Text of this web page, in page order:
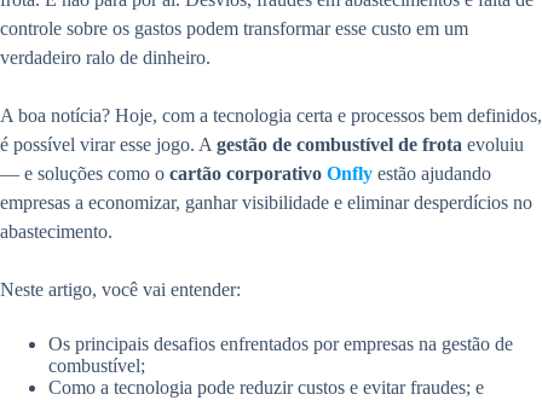
controle sobre os gastos podem transformar esse custo em um
verdadeiro ralo de dinheiro.
A boa notícia? Hoje, com a tecnologia certa e processos bem definidos,
é possível virar esse jogo. A gestão de combustível de frota evoluiu
— e soluções como o cartão corporativo Onfly estão ajudando
empresas a economizar, ganhar visibilidade e eliminar desperdícios no
abastecimento.
Neste artigo, você vai entender:
Os principais desafios enfrentados por empresas na gestão de
combustível;
Como a tecnologia pode reduzir custos e evitar fraudes; e